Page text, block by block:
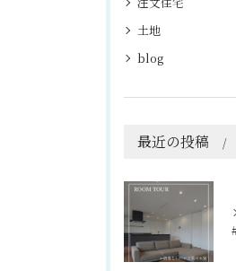
土地
blog
最近の投稿